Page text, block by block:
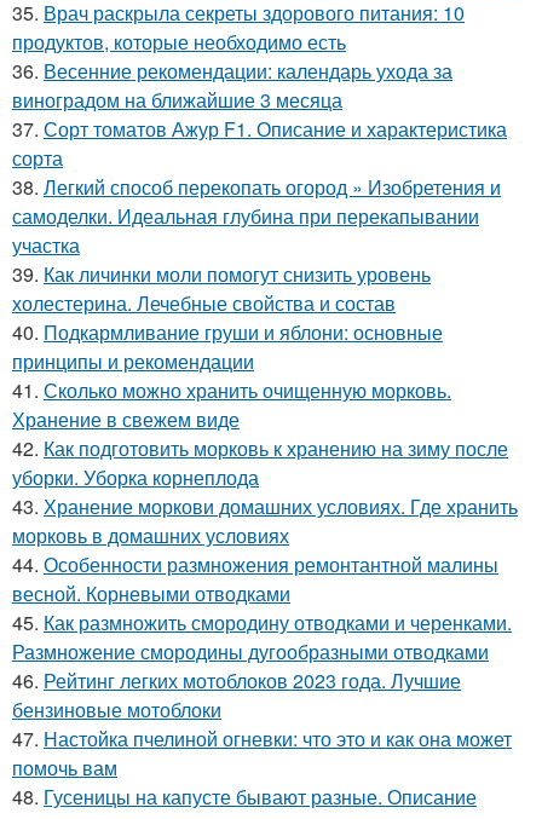
35. Врач раскрыла секреты здорового питания: 10
продуктов, которые необходимо есть
36. Весенние рекомендации: календарь ухода за
виноградом на ближайшие 3 месяца
37. Сорт томатов Ажур F1. Описание и характеристика
сорта
38. Легкий способ перекопать огород » Изобретения и
самоделки. Идеальная глубина при перекапывании
участка
39. Как личинки моли помогут снизить уровень
холестерина. Лечебные свойства и состав
40. Подкармливание груши и яблони: основные
принципы и рекомендации
41. Сколько можно хранить очищенную морковь.
Хранение в свежем виде
42. Как подготовить морковь к хранению на зиму после
уборки. Уборка корнеплода
43. Хранение моркови домашних условиях. Где хранить
морковь в домашних условиях
44. Особенности размножения ремонтантной малины
весной. Корневыми отводками
45. Как размножить смородину отводками и черенками.
Размножение смородины дугообразными отводками
46. Рейтинг легких мотоблоков 2023 года. Лучшие
бензиновые мотоблоки
47. Настойка пчелиной огневки: что это и как она может
помочь вам
48. Гусеницы на капусте бывают разные. Описание